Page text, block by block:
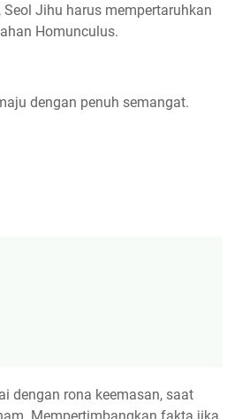
Jihu harus mempertaruhkan
Homunculus.
dengan penuh semangat.
dengan rona keemasan, saat